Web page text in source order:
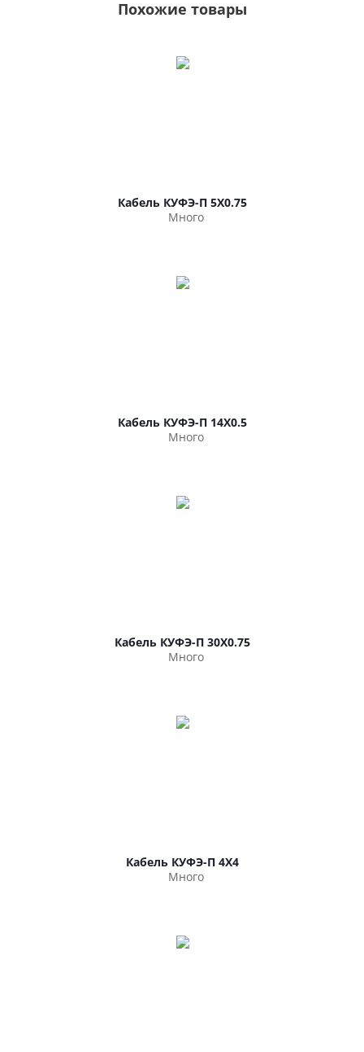
Похожие товары
Кабель КУФЭ-П 5Х0.75
Много
Кабель КУФЭ-П 14Х0.5
Много
Кабель КУФЭ-П 30Х0.75
Много
Кабель КУФЭ-П 4Х4
Много